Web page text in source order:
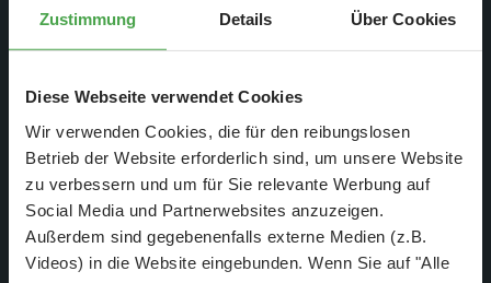
Zustimmung Details Über Cookies
Diese Webseite verwendet Cookies
Wir verwenden Cookies, die für den reibungslosen
Betrieb der Website erforderlich sind, um unsere Website
zu verbessern und um für Sie relevante Werbung auf
Social Media und Partnerwebsites anzuzeigen.
Außerdem sind gegebenenfalls externe Medien (z.B.
Videos) in die Website eingebunden. Wenn Sie auf "Alle
Rollstühle bis 400kg können wir über unseren
entscheiden wir im Einzelfall vor Ort. Sollte der Rollstuhl auf
Grund der technischen Ausstattung in der Lage sein, einen
etwas höheren Bordstein selbständig zu überwinden, sind
auch schwerere Rollstühle möglich.